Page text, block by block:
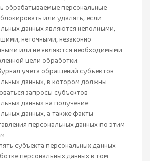
обрабатываемые персональные
или удалять, если
данных являются неполными,
неточными, незаконно
или не являются необходимыми
цели обработки.
учета обращений субъектов
данных, в котором должны
запросы субъектов
данных на получение
данных, а также факты
персональных данных по этим
субъекта персональных данных
персональных данных в том